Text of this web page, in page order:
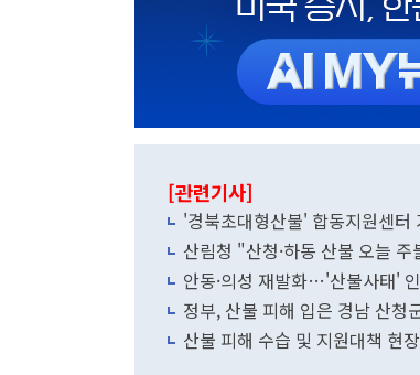
[관련기사]
'경북초대형산불' 합동지원센터
산림청 "산청·하동 산불 오늘
안동·의성 재발화…'산불사태'
정부, 산불 피해 입은 경남 산청
산불 피해 수습 및 지원대책 현